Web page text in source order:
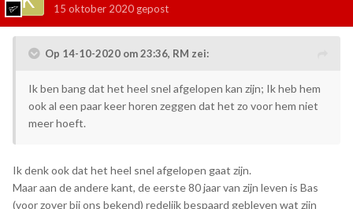
15 oktober 2020 gepost
Op 14-10-2020 om 23:36, RM zei:
Ik ben bang dat het heel snel afgelopen kan zijn; Ik heb hem
ook al een paar keer horen zeggen dat het zo voor hem niet
meer hoeft.
Ik denk ook dat het heel snel afgelopen gaat zijn.
Maar aan de andere kant, de eerste 80 jaar van zijn leven is Bas
(voor zover bij ons bekend) redelijk bespaard gebleven wat zijn